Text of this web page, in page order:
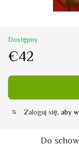
Dostępny
€42
% Zaloguj się, aby
Do